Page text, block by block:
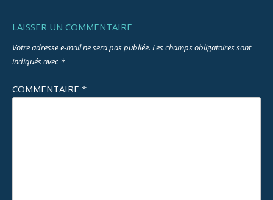
LAISSER UN COMMENTAIRE
Votre adresse e-mail ne sera pas publiée. Les champs obligatoires sont
indiqués avec *
COMMENTAIRE *